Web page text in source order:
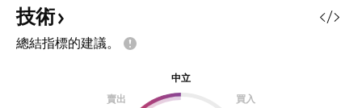
技術
總結指標的建議。
中立
賣出
買入